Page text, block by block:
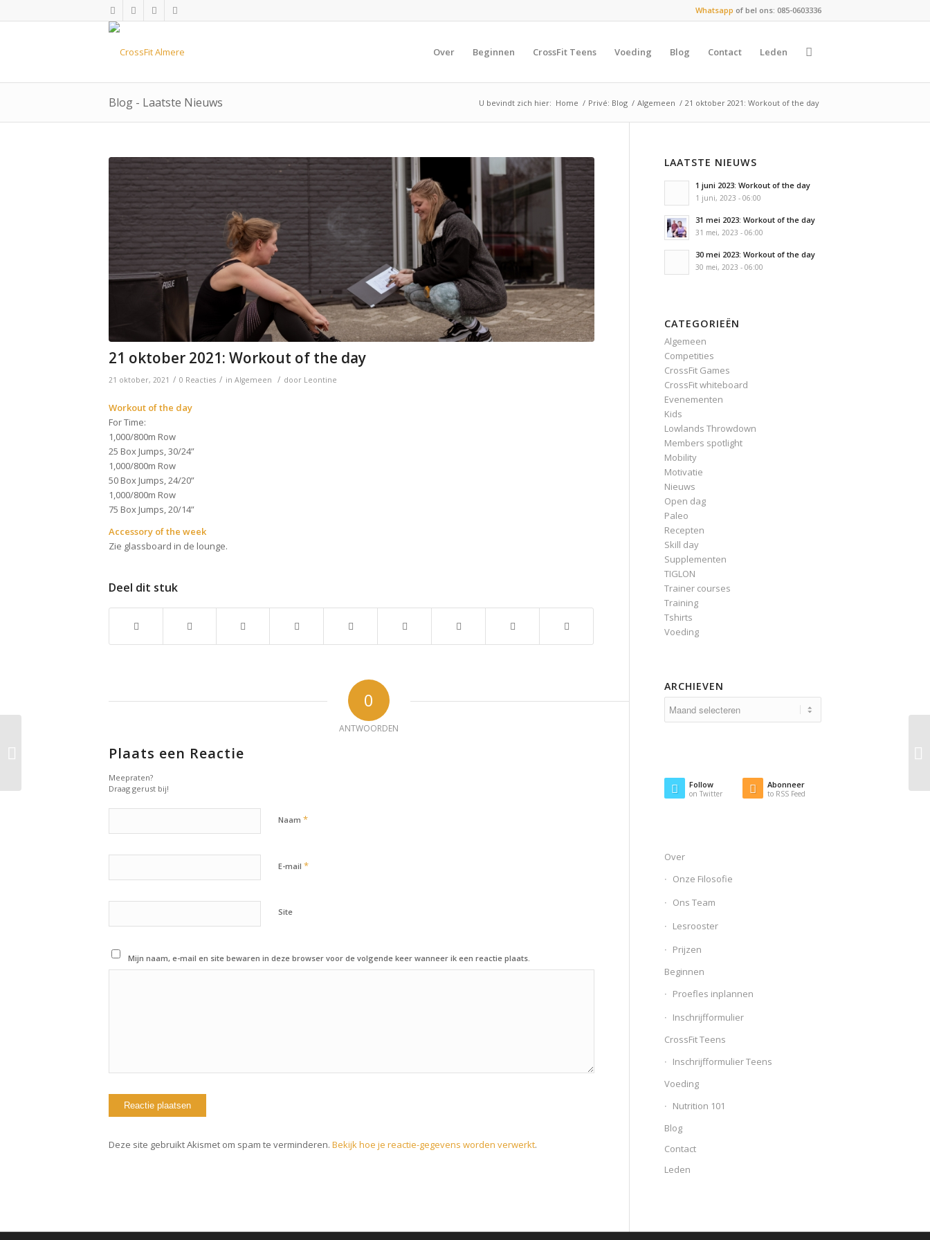
Whatsapp of bel ons: 085-0603336
Over Beginnen CrossFit Teens Voeding Blog Contact Leden
Blog - Laatste Nieuws U bevindt zich hier: Home / Privé: Blog / Algemeen / 21 oktober 2021: Workout of the day
21 oktober 2021: Workout of the day
21 oktober, 2021 / 0 Reacties / in Algemeen / door Leontine
Workout of the day
For Time:
1,000/800m Row
25 Box Jumps, 30/24”
1,000/800m Row
50 Box Jumps, 24/20”
1,000/800m Row
75 Box Jumps, 20/14”
Accessory of the week
Zie glassboard in de lounge.
Deel dit stuk
0
ANTWOORDEN
Plaats een Reactie
Meepraten?
Draag gerust bij!
Naam *
E-mail *
Site
Mijn naam, e-mail en site bewaren in deze browser voor de volgende keer wanneer ik een reactie plaats.
Deze site gebruikt Akismet om spam te verminderen. Bekijk hoe je reactie-gegevens worden verwerkt.
LAATSTE NIEUWS
1 juni 2023: Workout of the day
1 juni, 2023 - 06:00
31 mei 2023: Workout of the day
31 mei, 2023 - 06:00
30 mei 2023: Workout of the day
30 mei, 2023 - 06:00
CATEGORIEËN
Algemeen
Competities
CrossFit Games
CrossFit whiteboard
Evenementen
Kids
Lowlands Throwdown
Members spotlight
Mobility
Motivatie
Nieuws
Open dag
Paleo
Recepten
Skill day
Supplementen
TIGLON
Trainer courses
Training
Tshirts
Voeding
ARCHIEVEN
Follow
on Twitter
Abonneer
to RSS Feed
Over
Onze Filosofie
Ons Team
Lesrooster
Prijzen
Beginnen
Proefles inplannen
Inschrijfformulier
CrossFit Teens
Inschrijfformulier Teens
Voeding
Nutrition 101
Blog
Contact
Leden